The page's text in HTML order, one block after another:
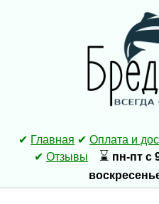
✔ Главная ✔ Оплата и
✔ Отзывы ⌛ пн-пт с